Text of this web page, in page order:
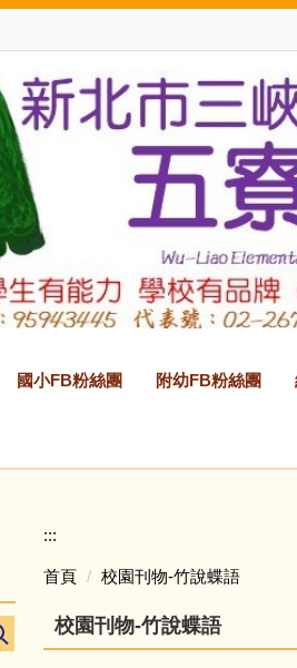
國小FB粉絲團 附幼FB粉絲團
:::
首頁 校園刊物-竹說蝶語
校園刊物-竹說蝶語